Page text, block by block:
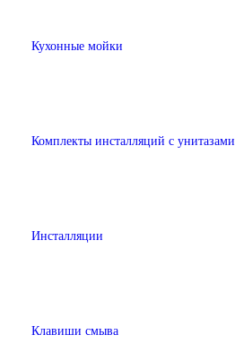
Кухонные мойки
Комплекты инсталляций с унитазами
Инсталляции
Клавиши смыва